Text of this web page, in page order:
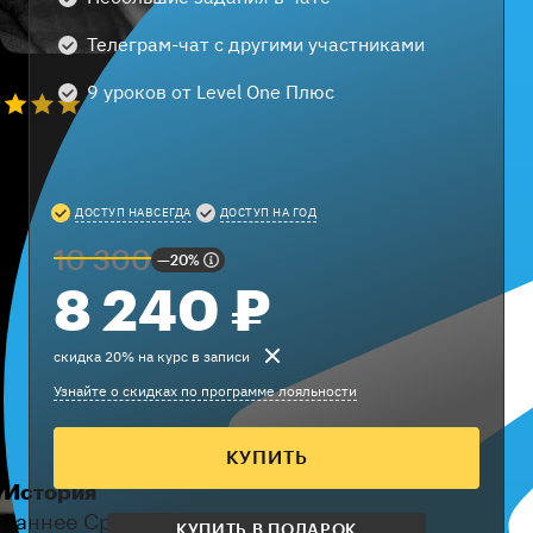
сопредседатель историко-
культурного общества
«Московские древности»
Дмитрий
Беззубцев
История
Раннее Средневековье в Европе
Телеграм-чат с другими участниками
9 уроков от Level One Плюс
ДОСТУП НАВСЕГДА ДОСТУП НА ГОД
10 300 —20%
8 240 ₽
скидка 20% на курс в записи
Узнайте о скидках по программе лояльности
КУПИТЬ